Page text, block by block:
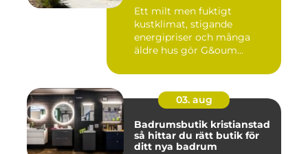
Ett milt men fuktigt
kustklimat, stigande
energipriser och många
äldre hus gör G&oum...
03. aug
Badrumsbutik kristianstad
så hittar du rätt butik för
ditt nya badrum